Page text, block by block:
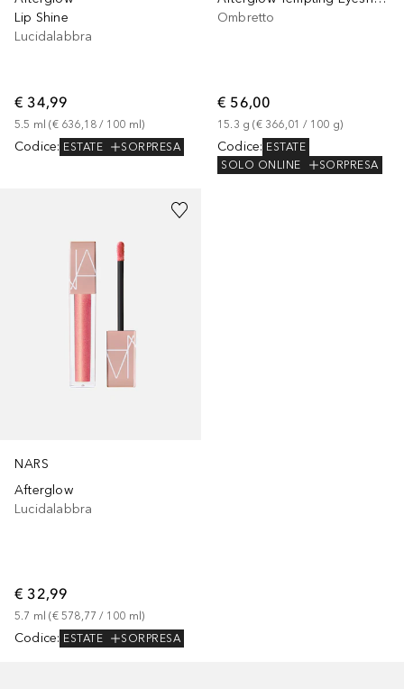
Lip Shine
Lucidalabbra
€ 34,99
5.5 ml (€ 636,18 / 100 ml)
Codice: ESTATE SORPRESA
Ombretto
€ 56,00
15.3 g (€ 366,01 / 100 g)
Codice: ESTATE
SOLO ONLINE
SORPRESA
NARS
Afterglow
Lucidalabbra
€ 32,99
5.7 ml (€ 578,77 / 100 ml)
Codice: ESTATE SORPRESA